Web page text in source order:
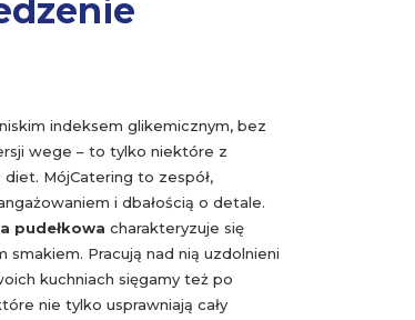
indeksem glikemicznym, bez
wege – to tylko niektóre z
MójCatering to zespół,
i dbałością o detale.
pudełkowa charakteryzuje się
smakiem. Pracują nad nią uzdolnieni
kuchniach sięgamy też po
nie tylko usprawniają cały